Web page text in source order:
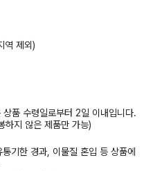
역 제외)
품 수령일로부터 2일 이내입니다.
하지 않은 제품만 가능)
기한 경과, 이물질 혼입 등 상품에